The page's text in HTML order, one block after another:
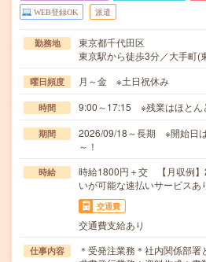
WEB登録OK 派遣
勤務地
東京都千代田区
東京駅から徒歩3分／大手町(
曜日頻度 月～金 ※土日祝休み
時間 9:00～17:15 ※残業はほとん
期間
2026/09/18～長期 ※開始日
～！
時給
時給1800円＋交 【月収例
いが可能な速払いサービスあ
交通費
交通費支給あり
仕事内容
＊受発注業務＊社内関係部